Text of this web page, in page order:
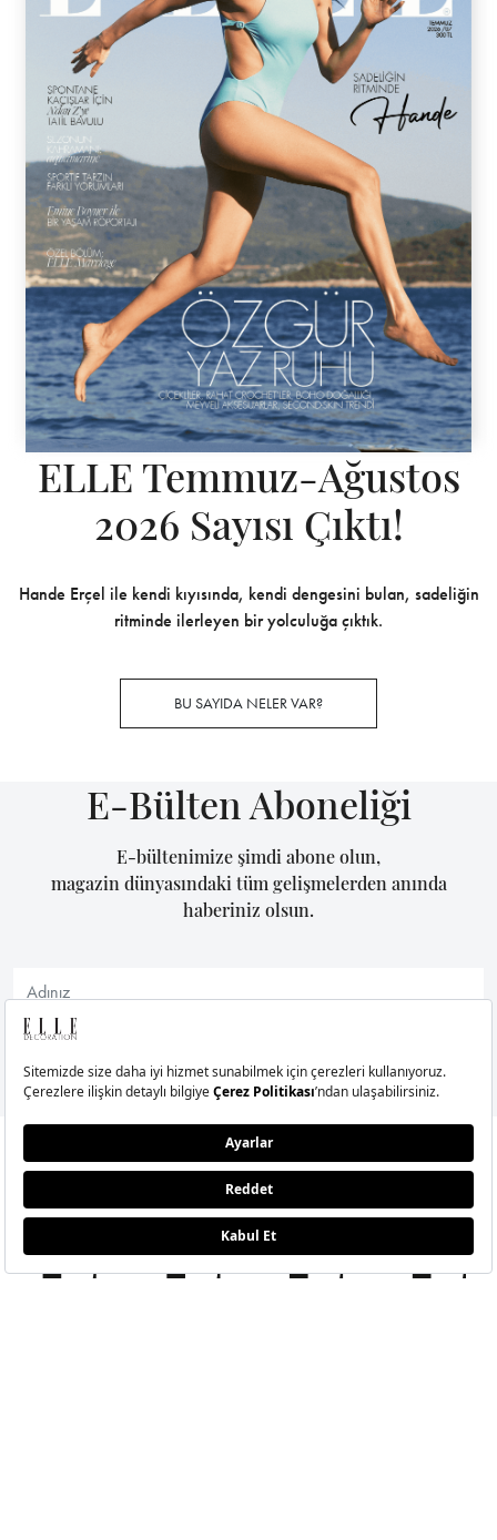
ELLE Temmuz-Ağustos
2026 Sayısı Çıktı!
Hande Erçel ile kendi kıyısında, kendi dengesini bulan, sadeliğin
ritminde ilerleyen bir yolculuğa çıktık.
BU SAYIDA NELER VAR?
E-Bülten Aboneliği
E-bültenimize şimdi abone olun,
magazin dünyasındaki tüm gelişmelerden anında
haberiniz olsun.
GÖNDER